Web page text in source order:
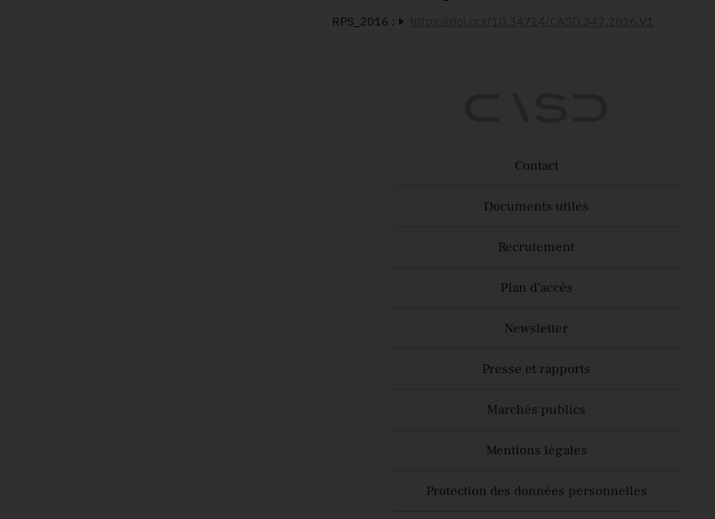
RPS_2016 :
Contact
Documents utiles
Recrutement
Plan d’accès
Newsletter
Presse et rapports
Marchés publics
Mentions légales
Protection des données personnelles